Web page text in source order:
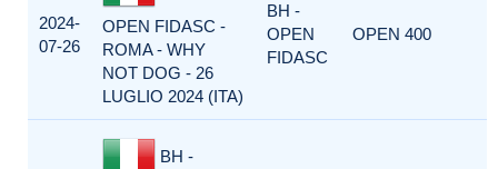
2024-
07-26
OPEN FIDASC -
ROMA - WHY
NOT DOG - 26
LUGLIO 2024 (ITA)
BH -
OPEN
FIDASC
OPEN 400
BH -